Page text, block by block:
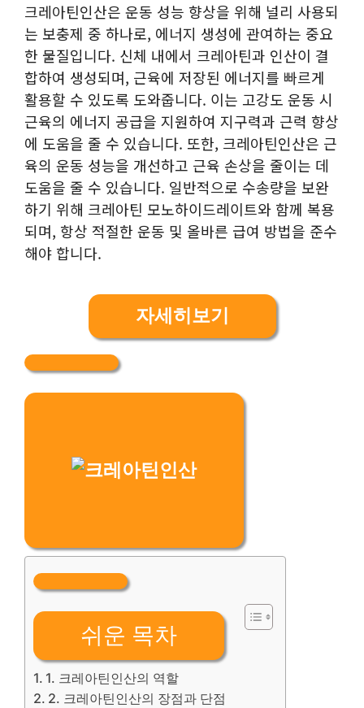
크레아틴인산은 운동 성능 향상을 위해 널리 사용되
는 보충제 중 하나로, 에너지 생성에 관여하는 중요
한 물질입니다. 신체 내에서 크레아틴과 인산이 결
합하여 생성되며, 근육에 저장된 에너지를 빠르게
활용할 수 있도록 도와줍니다. 이는 고강도 운동 시
근육의 에너지 공급을 지원하여 지구력과 근력 향상
에 도움을 줄 수 있습니다. 또한, 크레아틴인산은 근
육의 운동 성능을 개선하고 근육 손상을 줄이는 데
도움을 줄 수 있습니다. 일반적으로 수송량을 보완
하기 위해 크레아틴 모노하이드레이트와 함께 복용
되며, 항상 적절한 운동 및 올바른 급여 방법을 준수
해야 합니다.
자세히보기
쉬운 목차
1. 크레아틴인산의 역할
2. 크레아틴인산의 장점과 단점